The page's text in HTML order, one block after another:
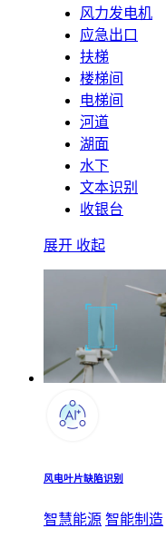
风力发电机
应急出口
扶梯
楼梯间
电梯间
河道
湖面
水下
文本识别
收银台
展开 收起
风电叶片缺陷识别
智慧能源 智能制造